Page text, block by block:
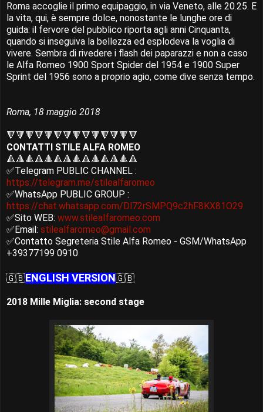
Roma accoglie il primo equipaggio, in via Veneto, alle 20.25. E
la vita, qui, è sempre dolce, nonostante le lunghe ore di
guida: il fervore del pubblico riporta agli anni Cinquanta,
quando si inseguiva la bellezza ed esplodeva la voglia di
vivere. Sembra di rivedere i flash dei paparazzi e non a caso
le Alfa Romeo 1900 Sport Spider del 1954 e 1900 Super
Sprint del 1956 sono a proprio agio, come dive senza tempo.
Roma, 18 maggio 2018
🔻🔻🔻🔻🔻🔻🔻🔻🔻🔻🔻🔻🔻🔻
CONTATTI STILE ALFA ROMEO
🔺🔺🔺🔺🔺🔺🔺🔺🔺🔺🔺🔺🔺🔺
✅Telegram PUBLIC CHANNEL :
https://telegram.me/stilealfaromeo
✅WhatsApp PUBLIC GROUP :
https://chat.whatsapp.com/Dl72rSMPQ9c2hF8KX81O29
✅Sito WEB: www.stilealfaromeo.com
✅Email: stilealfaromeo@gmail.com
✅Contatto Segreteria Stile Alfa Romeo - GSM/WhatsApp
+39377199 0910
🇬🇧ENGLISH VERSION🇬🇧
2018 Mille Miglia: second stage